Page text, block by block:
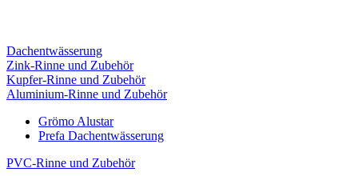
Dachentwässerung
Zink-Rinne und Zubehör
Kupfer-Rinne und Zubehör
Aluminium-Rinne und Zubehör
Grömo Alustar
Prefa Dachentwässerung
PVC-Rinne und Zubehör